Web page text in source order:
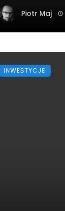
Piotr Maj
INWESTYCJE